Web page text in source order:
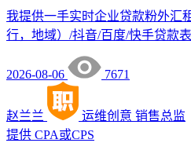
我提供一手实时企业贷款粉外汇
行，地域）/抖音/百度/快手贷款
2026-08-06 7671
赵兰兰 运维创意 销售总监
提供 CPA或CPS